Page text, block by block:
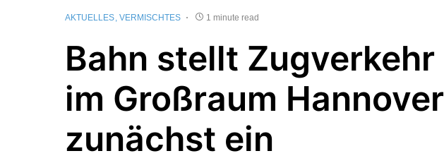
AKTUELLES VERMISCHTES 1 minute read
Bahn stellt Zugverkehr
im Großraum Hannover
zunächst ein